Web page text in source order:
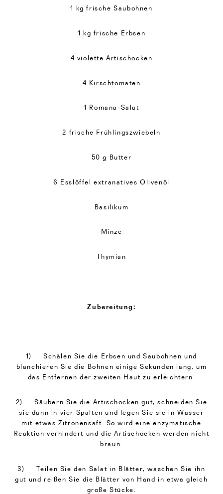
1 kg frische Saubohnen
1 kg frische Erbsen
4 violette Artischocken
4 Kirschtomaten
1 Romana-Salat
2 frische Frühlingszwiebeln
50 g Butter
6 Esslöffel extranatives Olivenöl
Basilikum
Minze
Thymian
Zubereitung:
1) Schälen Sie die Erbsen und Saubohnen und
blanchieren Sie die Bohnen einige Sekunden lang, um
das Entfernen der zweiten Haut zu erleichtern.
2) Säubern Sie die Artischocken gut, schneiden Sie
sie dann in vier Spalten und legen Sie sie in Wasser
mit etwas Zitronensaft. So wird eine enzymatische
Reaktion verhindert und die Artischocken werden nicht
braun.
3) Teilen Sie den Salat in Blätter, waschen Sie ihn
gut und reißen Sie die Blätter von Hand in etwa gleich
große Stücke.